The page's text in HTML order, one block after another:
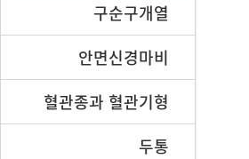
구순구개열
안면신경마비
혈관종과 혈관기형
두통